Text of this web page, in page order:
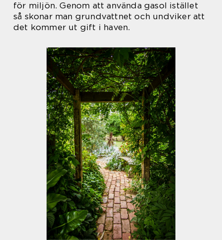
för miljön. Genom att använda gasol istället
så skonar man grundvattnet och undviker att
det kommer ut gift i haven.